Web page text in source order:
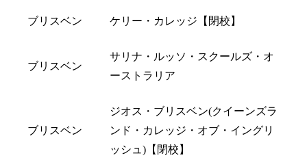
ブリスベン ケリー・カレッジ【閉校】
ブリスベン
サリナ・ルッソ・スクールズ・オ
ーストラリア
ブリスベン
ジオス・ブリスベン(クイーンズラ
ンド・カレッジ・オブ・イングリ
ッシュ)【閉校】